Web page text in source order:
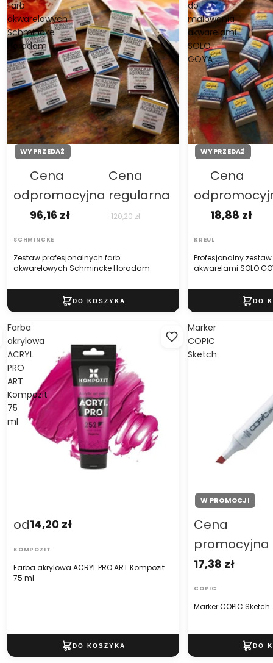
farb
akwarelowych
Schmincke
Horadam
WYPRZEDAŻ
Zestaw profesjonalnych farb
akwarelowych Schmincke Horadam
od
Cena
promocyjna
96,16 zł
Cena
regularna
120,20 zł
SCHMINCKE
do
malowania
akwarelami
SOLO
GOYA
WYPRZEDAŻ
Profesjonalny
akwarelami SOLO
od
Cena
18,88 zł
KREUL
Farba
akrylowa
ACRYL
PRO
ART
Kompozit
75
ml
Farba akrylowa ACRYL PRO ART Kompozit
75 ml
od14,20 zł
KOMPOZIT
Marker
COPIC
Sketch
W PROMOCJI
Marker COPIC Sketch
Cena
promocyjna
17,38 zł
COPIC